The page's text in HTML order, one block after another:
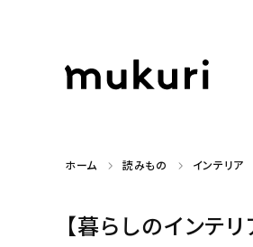
ホーム 読みもの インテリア
【暮らしのインテ